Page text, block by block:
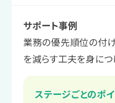
サポート例
面接にはスタッフ
は伝えにくい要望
手伝いをします。
サポート例
LITALICOワーク
プログラムを通して
な困りへの対処法
を進めたりします。
サポート例
サポート事例
業務の優先順位の付
を減らす工夫を身につ
ステージごとのポ